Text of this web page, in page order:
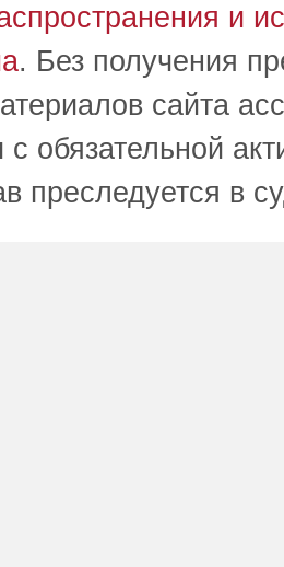
и
. Без получения
сайта
обязательной
преследуется в